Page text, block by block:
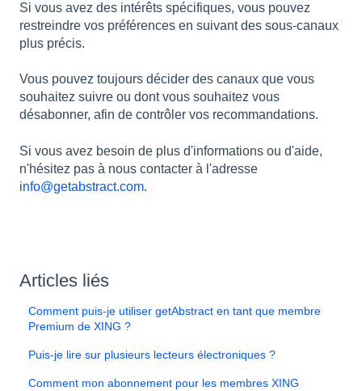
Si vous avez des intérêts spécifiques, vous pouvez
restreindre vos préférences en suivant des sous-canaux
plus précis.
Vous pouvez toujours décider des canaux que vous
souhaitez suivre ou dont vous souhaitez vous
désabonner, afin de contrôler vos recommandations.
Si vous avez besoin de plus d'informations ou d'aide,
n'hésitez pas à nous contacter à l'adresse
info@getabstract.com.
Articles liés
Comment puis-je utiliser getAbstract en tant que membre
Premium de XING ?
Puis-je lire sur plusieurs lecteurs électroniques ?
Comment mon abonnement pour les membres XING